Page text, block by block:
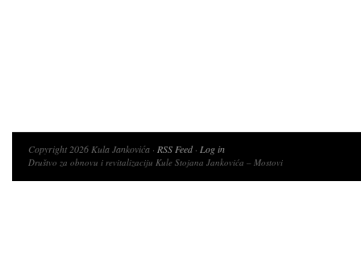
Copyright 2026 Kula Jankovića · RSS Feed· Log in
Društvo za obnovu i revitalizaciju Kule Stojana Jankovića – Mostovi